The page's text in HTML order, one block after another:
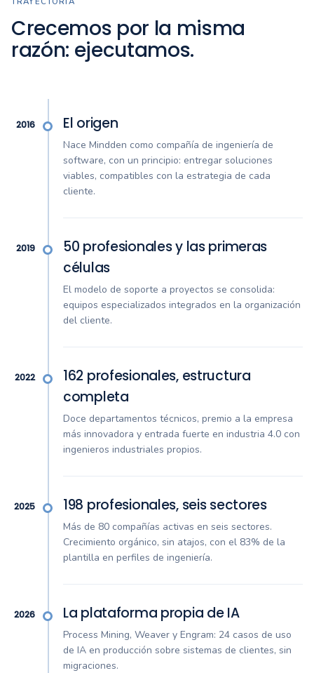
Crecemos por la misma
razón: ejecutamos.
2016 El origen
Nace Mindden como compañía de ingeniería de
software, con un principio: entregar soluciones
viables, compatibles con la estrategia de cada
cliente.
2019
50 profesionales y las primeras
células
El modelo de soporte a proyectos se consolida:
equipos especializados integrados en la organización
del cliente.
2022
162 profesionales, estructura
completa
Doce departamentos técnicos, premio a la empresa
más innovadora y entrada fuerte en industria 4.0 con
ingenieros industriales propios.
2025 198 profesionales, seis sectores
Más de 80 compañías activas en seis sectores.
Crecimiento orgánico, sin atajos, con el 83% de la
plantilla en perfiles de ingeniería.
2026 La plataforma propia de IA
Process Mining, Weaver y Engram: 24 casos de uso
de IA en producción sobre sistemas de clientes, sin
migraciones.